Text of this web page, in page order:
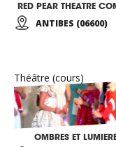
ANTIBES (06600)
Théâtre (cours)
OMBRES ET